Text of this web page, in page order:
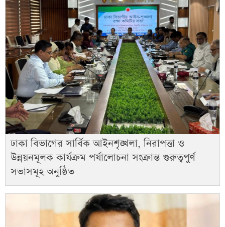
ঢাকা বিভাগের সার্বিক আইনশৃঙ্খলা, নিরাপত্তা ও
উন্নয়নমূলক কার্যক্রম পর্যালোচনা সংক্রান্ত গুরুত্বপুর্ণ
সভাসমূহ অনুষ্ঠিত